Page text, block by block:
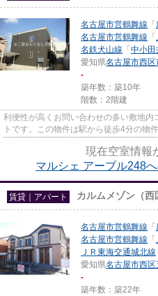
名古屋市営鶴舞線 「
名古屋市営鶴舞線 「
名鉄犬山線 「 中小田
愛知県名古屋市西区
-
築年数：築10年
階数：2階建
利便性が高くお問い合わせの多い敷地
トです。この物件は駅から徒歩4分の物
現在空室情報
マルシェ アーブル248
賃貸｜アパート カルムメゾン（西
名古屋市営鶴舞線 「
名古屋市営鶴舞線 「
ＪＲ東海交通城北線
愛知県名古屋市西区
-
築年数：築22年